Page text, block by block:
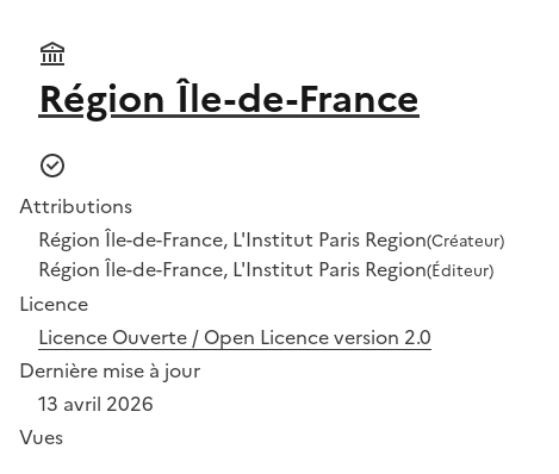
Région Île-de-France
Attributions
Région Île-de-France, L'Institut Paris Region(Créateur)
Région Île-de-France, L'Institut Paris Region(Éditeur)
Licence
Licence Ouverte / Open Licence version 2.0
Dernière mise à jour
13 avril 2026
Vues